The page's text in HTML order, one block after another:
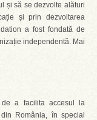
și să se dezvolte alături
și prin dezvoltarea
a fost fondată de
independentă. Mai
de a facilita accesul la
România, în special